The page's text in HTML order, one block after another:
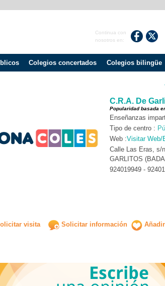
Continua con
nosotros en:
Colegios concertados Colegios bilingüe
C.R.A. De
Popularidad basada
Enseñanzas
Tipo de centro :
Web :Visitar Web/
Calle Las Eras, s/
GARLITOS
924019949 -
visita Solicitar información